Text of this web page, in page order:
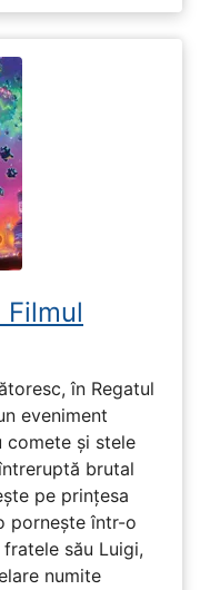
în Regatul
eveniment
comete și stele
brutal
pe prinţesa
pornește într-o
său Luigi,
numite